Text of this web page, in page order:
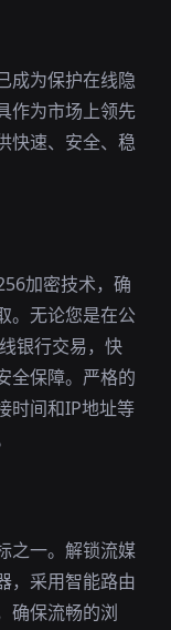
成为保护在线隐
作为市场上领先
快速、安全、稳
加密技术，确
。无论您是在公
银行交易，快
全保障。严格的
时间和IP地址等
之一。解锁流媒
，采用智能路由
确保流畅的浏